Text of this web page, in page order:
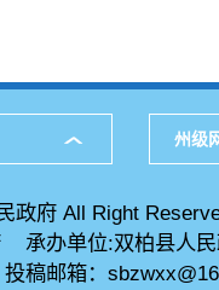
州级
政府 All Right
承办单位:双柏县人
稿邮箱：